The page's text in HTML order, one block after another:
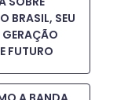
BRASIL, SEU
FUTURO